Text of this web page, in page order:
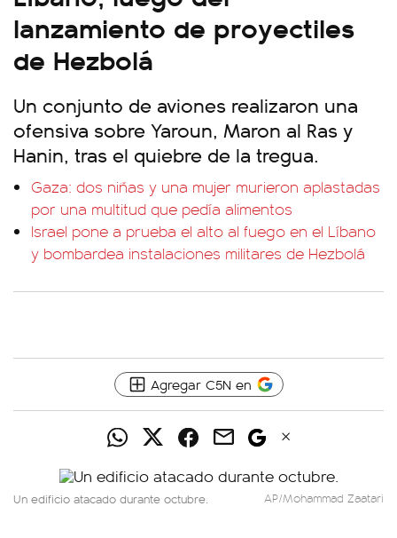
lanzamiento de proyectiles
de Hezbolá
Un conjunto de aviones realizaron una
ofensiva sobre Yaroun, Maron al Ras y
Hanin, tras el quiebre de la tregua.
Gaza: dos niñas y una mujer murieron aplastadas
por una multitud que pedía alimentos
Israel pone a prueba el alto al fuego en el Líbano
y bombardea instalaciones militares de Hezbolá
Agregar C5N en
Un edificio atacado durante octubre. AP/Mohammad Zaatari